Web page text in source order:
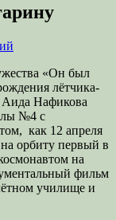
«Он был
лётчика-
Аида Нафикова
№4 с
как 12 апреля
орбиту первый в
на
фильм
училище и